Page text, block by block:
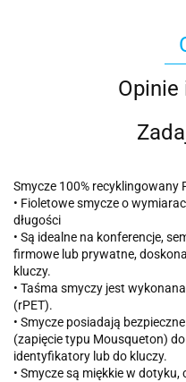
Opinie
Smycze 100% recyklingowany
• Fioletowe smycze o
długości
• Są idealne na konferencje,
firmowe lub prywatne,
kluczy.
• Taśma smyczy jest
(rPET).
• Smycze posiadają
(zapięcie typu Mousqueton)
identyfikatory lub do kluczy.
• Smycze są miękkie w